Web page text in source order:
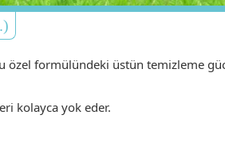
özel formülündeki üstün temizleme
kolayca yok eder.